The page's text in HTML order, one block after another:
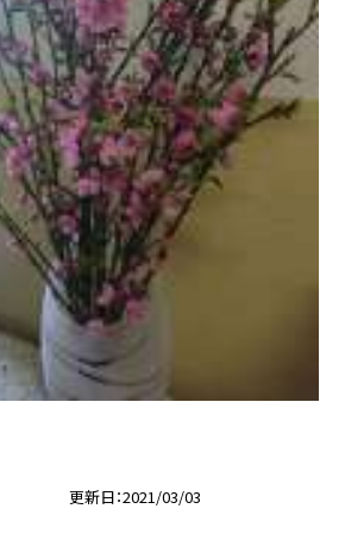
更新日 2021/03/03